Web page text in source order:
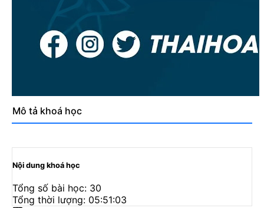
Mô tả khoá học
Nội dung khoá học
Tổng số bài học: 30
Tổng thời lượng: 05:51:03